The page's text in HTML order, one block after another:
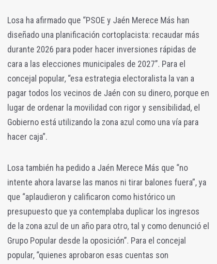
Losa ha afirmado que “PSOE y Jaén Merece Más han
diseñado una planificación cortoplacista: recaudar más
durante 2026 para poder hacer inversiones rápidas de
cara a las elecciones municipales de 2027”. Para el
concejal popular, “esa estrategia electoralista la van a
pagar todos los vecinos de Jaén con su dinero, porque en
lugar de ordenar la movilidad con rigor y sensibilidad, el
Gobierno está utilizando la zona azul como una vía para
hacer caja”.
Losa también ha pedido a Jaén Merece Más que “no
intente ahora lavarse las manos ni tirar balones fuera”, ya
que “aplaudieron y calificaron como histórico un
presupuesto que ya contemplaba duplicar los ingresos
de la zona azul de un año para otro, tal y como denunció el
Grupo Popular desde la oposición”. Para el concejal
popular, “quienes aprobaron esas cuentas son